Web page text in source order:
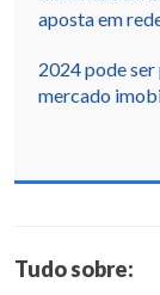
aposta em
2024 pode
mercado
Tudo sobre: